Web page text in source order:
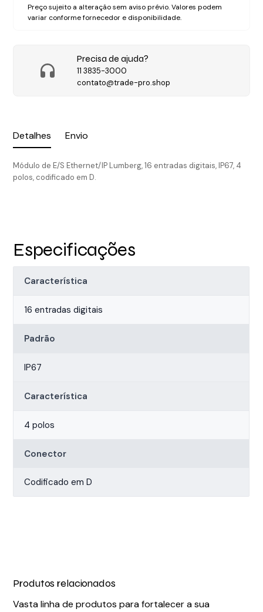
Detalhes Envio
Módulo de E/S Ethernet/IP Lumberg, 16 entradas digitais, IP67, 4
polos, codificado em D.
Preço sujeito a alteração sem aviso prévio. Valores podem
variar conforme fornecedor e disponibilidade.
Precisa de ajuda?
11 3835-3000
contato@trade-pro.shop
Especificações
Característica
16 entradas digitais
Padrão
IP67
Característica
4 polos
Conector
Codificado em D
Produtos relacionados
Vasta linha de produtos para fortalecer a sua